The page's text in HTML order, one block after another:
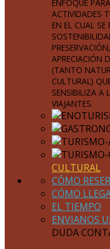
ENFOQUE
ACTIVIDADES
EN EL CUAL SE
APRECIACIÓN
(TANTO
CULTURAL)
SENSIBILIZA A
VIAJANTES.
CULTURAL
CÓMO
CÓMO
EL TIEMPO
ENVIANOS
DUDA